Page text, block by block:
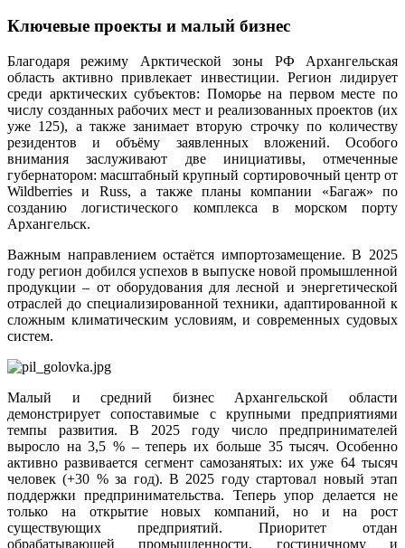
Ключевые проекты и малый бизнес
Благодаря режиму Арктической зоны РФ Архангельская
область активно привлекает инвестиции. Регион лидирует
среди арктических субъектов: Поморье на первом месте по
числу созданных рабочих мест и реализованных проектов (их
уже 125), а также занимает вторую строчку по количеству
резидентов и объёму заявленных вложений. Особого
внимания заслуживают две инициативы, отмеченные
губернатором: масштабный крупный сортировочный центр от
Wildberries и Russ, а также планы компании «Багаж» по
созданию логистического комплекса в морском порту
Архангельск.
Важным направлением остаётся импортозамещение. В 2025
году регион добился успехов в выпуске новой промышленной
продукции – от оборудования для лесной и энергетической
отраслей до специализированной техники, адаптированной к
сложным климатическим условиям, и современных судовых
систем.
Малый и средний бизнес Архангельской области
демонстрирует сопоставимые с крупными предприятиями
темпы развития. В 2025 году число предпринимателей
выросло на 3,5 % – теперь их больше 35 тысяч. Особенно
активно развивается сегмент самозанятых: их уже 64 тысяч
человек (+30 % за год). В 2025 году стартовал новый этап
поддержки предпринимательства. Теперь упор делается не
только на открытие новых компаний, но и на рост
существующих предприятий. Приоритет отдан
обрабатывающей промышленности, гостиничному и